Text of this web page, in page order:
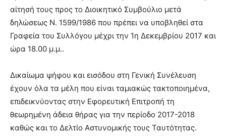
αίτησή τους προς το Διοικητικό Συμβούλιο μετά
δηλώσεως Ν. 1599/1986 που πρέπει να υποβληθεί στα
Γραφεία του Συλλόγου μέχρι την 1η Δεκεμβρίου 2017 και
ώρα 18.00 μ.μ..
Δικαίωμα ψήφου και εισόδου στη Γενική Συνέλευση
έχουν όλα τα μέλη που είναι ταμιακώς τακτοποιημένα,
επιδεικνύοντας στην Εφορευτική Επιτροπή τη
θεωρημένη άδεια θήρας για την περίοδο 2017-2018
καθώς και το Δελτίο Αστυνομικής τους Ταυτότητας.